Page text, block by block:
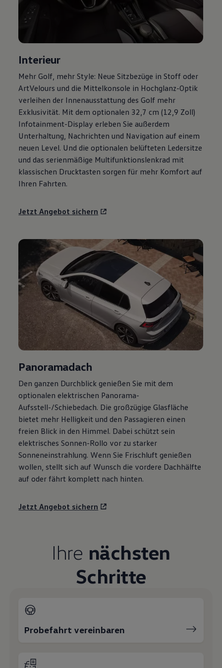
R-Kollektion
#wedriveproud
myVolkswagen
Service und Ersatzteile
Inspektion und HU/AU
Reparaturen und Checks
Motorenöl und Flüssigkeiten
Räder und Reifen
Pannen- und Unfallhilfe
Economy Service
Volkswagen Teile
Zubehör
Modellspezifisches Zubehör
Schutz und Pflege
Transport
Entertainment und Elektronik
Digitale Extras
Handy und Fahrzeug verbinden
Updates für Software, Karten und Radio
Über Ihr Auto
Vorgängermodelle
Kundeninformationen
Volkswagen Kundenbetreuung
Warn- und Kontrollleuchten
Assistenzsysteme
Digitale Betriebsanleitung
Live Beratung
Magazin
Lifestyle
Transport
Elektromobilität
Pannen- und Unfallhilfe
Volkswagen Kundenbetreuung
Interieur
Mehr Golf , mehr Style: Neue Sitzbezüge in Stoff oder
ArtVelours und die Mittelkonsole in Hochglanz-Optik
verleihen der Innenausstattung des Golf mehr
Exklusivität. Mit dem optionalen 32,7 cm (12,9 Zoll)
Infotainment-Display erleben Sie außerdem
Unterhaltung, Nachrichten und Navigation auf einem
neuen Level. Und die optionalen belüfteten Ledersitze
und das serienmäßige Multifunktionslenkrad mit
klassischen Drucktasten sorgen für mehr Komfort auf
Ihren Fahrten.
Jetzt Angebot sichern
Panoramadach
Den ganzen Durchblick genießen Sie mit dem
optionalen elektrischen Panorama-
Aufsstell-/Schiebedach. Die großzügige Glasfläche
bietet mehr Helligkeit und den Passagieren einen
freien Blick in den Himmel. Dabei schützt sein
elektrisches Sonnen-Rollo vor zu starker
Sonneneinstrahlung. Wenn Sie Frischluft genießen
wollen, stellt sich auf Wunsch die vordere Dachhälfte
auf oder fährt komplett nach hinten.
Jetzt Angebot sichern
Ihre nächsten
Schritte
Probefahrt vereinbaren